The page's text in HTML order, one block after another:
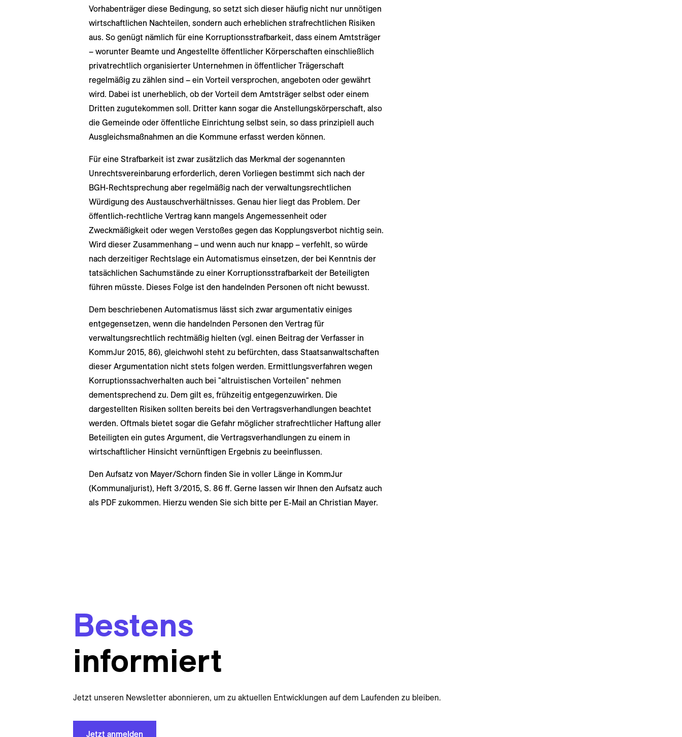
Vorhabenträger diese Bedingung, so setzt sich dieser häufig nicht nur unnötigen
wirtschaftlichen Nachteilen, sondern auch erheblichen strafrechtlichen Risiken
aus. So genügt nämlich für eine Korruptionsstrafbarkeit, dass einem Amtsträger
– worunter Beamte und Angestellte öffentlicher Körperschaften einschließlich
privatrechtlich organisierter Unternehmen in öffentlicher Trägerschaft
regelmäßig zu zählen sind – ein Vorteil versprochen, angeboten oder gewährt
wird. Dabei ist unerheblich, ob der Vorteil dem Amtsträger selbst oder einem
Dritten zugutekommen soll. Dritter kann sogar die Anstellungskörperschaft, also
die Gemeinde oder öffentliche Einrichtung selbst sein, so dass prinzipiell auch
Ausgleichsmaßnahmen an die Kommune erfasst werden können.
Für eine Strafbarkeit ist zwar zusätzlich das Merkmal der sogenannten
Unrechtsvereinbarung erforderlich, deren Vorliegen bestimmt sich nach der
BGH-Rechtsprechung aber regelmäßig nach der verwaltungsrechtlichen
Würdigung des Austauschverhältnisses. Genau hier liegt das Problem. Der
öffentlich-rechtliche Vertrag kann mangels Angemessenheit oder
Zweckmäßigkeit oder wegen Verstoßes gegen das Kopplungsverbot nichtig sein.
Wird dieser Zusammenhang – und wenn auch nur knapp – verfehlt, so würde
nach derzeitiger Rechtslage ein Automatismus einsetzen, der bei Kenntnis der
tatsächlichen Sachumstände zu einer Korruptionsstrafbarkeit der Beteiligten
führen müsste. Dieses Folge ist den handelnden Personen oft nicht bewusst.
Dem beschriebenen Automatismus lässt sich zwar argumentativ einiges
entgegensetzen, wenn die handelnden Personen den Vertrag für
verwaltungsrechtlich rechtmäßig hielten (vgl. einen Beitrag der Verfasser in
KommJur 2015, 86), gleichwohl steht zu befürchten, dass Staatsanwaltschaften
dieser Argumentation nicht stets folgen werden. Ermittlungsverfahren wegen
Korruptionssachverhalten auch bei "altruistischen Vorteilen" nehmen
dementsprechend zu. Dem gilt es, frühzeitig entgegenzuwirken. Die
dargestellten Risiken sollten bereits bei den Vertragsverhandlungen beachtet
werden. Oftmals bietet sogar die Gefahr möglicher strafrechtlicher Haftung aller
Beteiligten ein gutes Argument, die Vertragsverhandlungen zu einem in
wirtschaftlicher Hinsicht vernünftigen Ergebnis zu beeinflussen.
Den Aufsatz von Mayer/Schorn finden Sie in voller Länge in KommJur
(Kommunaljurist), Heft 3/2015, S. 86 ff. Gerne lassen wir Ihnen den Aufsatz auch
als PDF zukommen. Hierzu wenden Sie sich bitte per E-Mail an Christian Mayer.
Bestens
informiert
Jetzt unseren Newsletter abonnieren, um zu aktuellen Entwicklungen auf dem Laufenden zu bleiben.
Jetzt anmelden